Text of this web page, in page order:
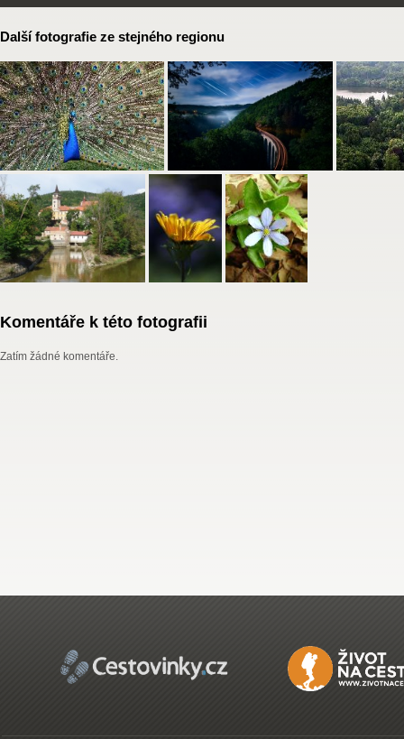
Další fotografie ze stejného regionu
Komentáře k této fotografii
Zatím žádné komentáře.